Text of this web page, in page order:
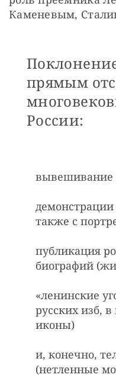
Каменевым,
прямым
России:
вывешивание
также с
публикация
биографий
«ленинские
русских изб,
иконы)
и, конечно,
(нетленные